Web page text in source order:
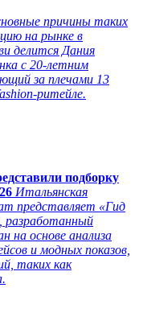
причины таких
на рынке в
делится Дания
с 20-летним
за плечами 13
ритейле.
подборку
Итальянская
представляет «Гид
разработанный
на основе анализа
и модных показов,
таких как